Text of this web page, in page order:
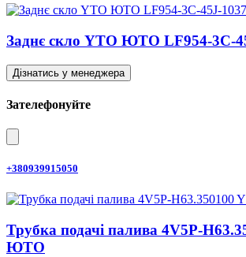
Заднє скло YTO ЮТО LF954-3C-
Дізнатись у менеджера
Зателефонуйте
+380939915050
Трубка подачі палива 4V5P-
ЮТО